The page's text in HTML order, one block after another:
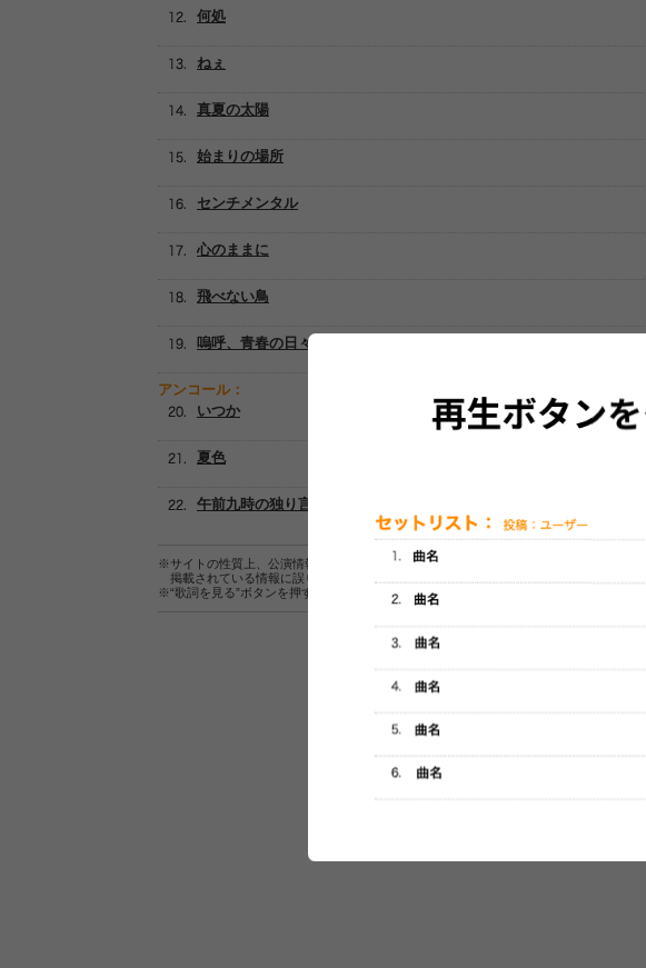
何処
ねぇ
真夏の太陽
始まりの場所
センチメンタル
心のままに
飛べない鳥
嗚呼、青春の日々
アンコール：
いつか
夏色
午前九時の独り言
※サイトの性質上、公演情報およびセットリスト情報の正確性は保証されませんので、
掲載されている情報に誤りがある場合は、
※“歌詞を見る”ボタンを押すと、株式会社ページワンが運営する歌詞サイト「
セットリストをプレイリストにして保